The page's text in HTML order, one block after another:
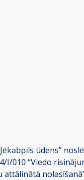
ūdens”
I/010 “Viedo